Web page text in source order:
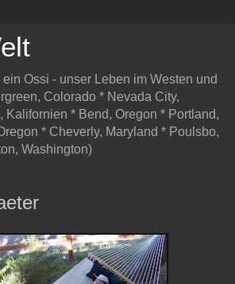
Ossi - unser Leben im Westen und
Colorado * Nevada City,
Kalifornien * Bend, Oregon * Portland,
* Cheverly, Maryland * Poulsbo,
Washington)